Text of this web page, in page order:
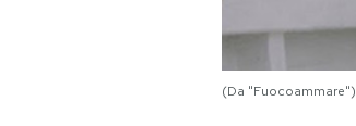
(Da "Fuocoammare")